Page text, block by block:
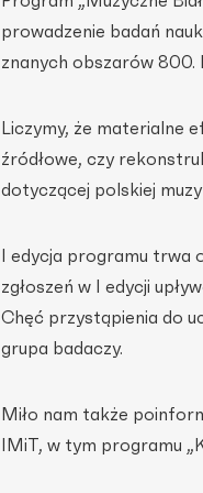
prowadzenie badań
znanych obszarów 800.
Liczymy, że materialne
źródłowe, czy
dotyczącej polskiej
I edycja programu trwa
zgłoszeń w I edycji
Chęć przystąpienia do
grupa badaczy.
Miło nam także
IMiT, w tym programu